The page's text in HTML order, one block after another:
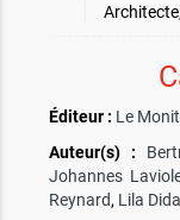
Éditeur : Le
Auteur(s) :
Johannes
Reynard, Lila Dida